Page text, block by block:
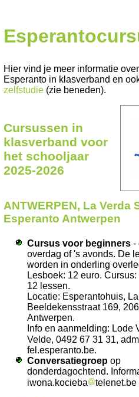
Hier vind je meer informatie
Esperanto in klasverband en
zelfstudie (zie beneden).
Cursussen in
klasverband voor
het schooljaar
2025-2026
ANTWERPEN, La Verda
Esperanto Antwerpen
Cursus voor beginners -
overdag of 's avonds. De
worden in onderling
Lesboek: 12 euro.
12 lessen.
Locatie: Esperantohuis,
Beeldekensstraat 169,
Antwerpen.
Info en aanmelding: Lode
Velde, 0492 67 31 31,
fel.esperanto.be.
Conversatiegroep op
donderdagochtend.
iwona.kocieba
telenet.be